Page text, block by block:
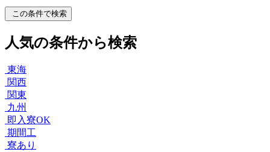
この条件で検索
人気の条件から検索
東海
関西
関東
九州
即入寮OK
期間工
寮あり